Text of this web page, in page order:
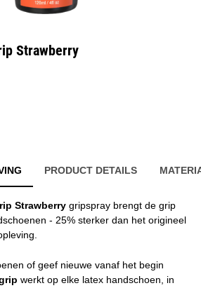
Strawberry
PRODUCT DETAILS
Strawberry gripspray brengt de grip
- 25% sterker dan het origineel
of geef nieuwe vanaf het begin
werkt op elke latex handschoen, in